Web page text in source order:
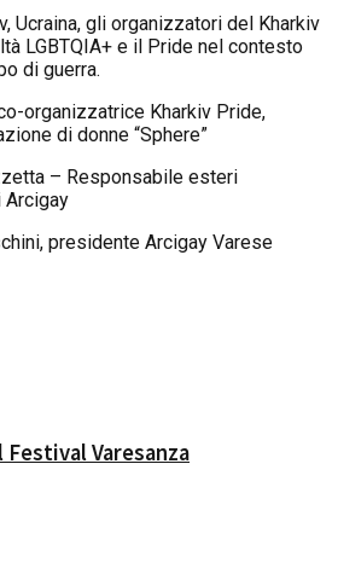
Ucraina, gli organizzatori del Kharkiv
LGBTQIA+ e il Pride nel contesto
di guerra.
organizzatrice Kharkiv Pride,
di donne “Sphere”
– Responsabile esteri
Arcigay
presidente Arcigay Varese
Varesanza